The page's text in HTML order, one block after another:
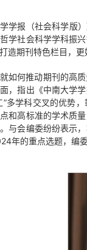
学学报（社会科学版
学社会科学学科振
造期刊特色栏目，更
如何推动期刊的高
，指出《中南大学
”多学科交叉的优势
和高标准的学术质
与会编委纷纷表示
年的重点选题，编